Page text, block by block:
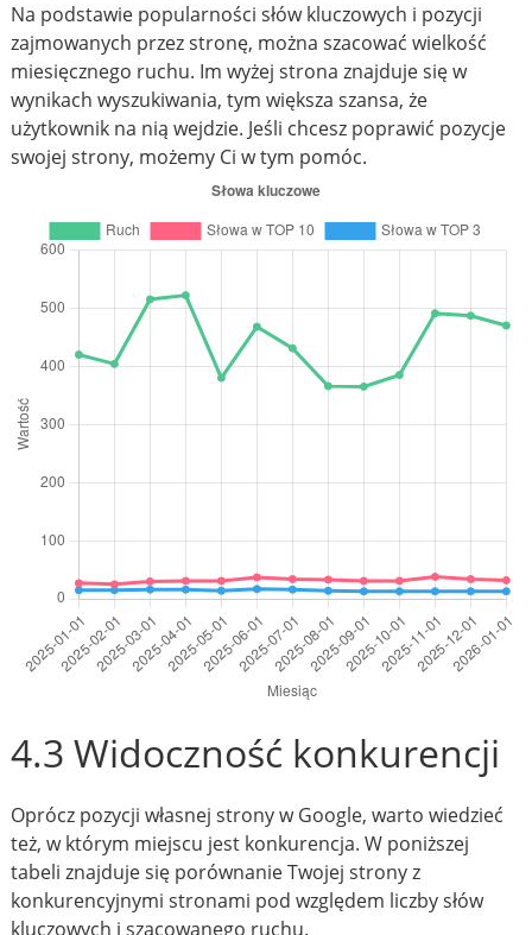
Na podstawie popularności słów kluczowych i pozycji
zajmowanych przez stronę, można szacować wielkość
miesięcznego ruchu. Im wyżej strona znajduje się w
wynikach wyszukiwania, tym większa szansa, że
użytkownik na nią wejdzie. Jeśli chcesz poprawić pozycje
swojej strony, możemy Ci w tym pomóc.
4.3 Widoczność konkurencji
Oprócz pozycji własnej strony w Google, warto wiedzieć
też, w którym miejscu jest konkurencja. W poniższej
tabeli znajduje się porównanie Twojej strony z
konkurencyjnymi stronami pod względem liczby słów
kluczowych i szacowanego ruchu.